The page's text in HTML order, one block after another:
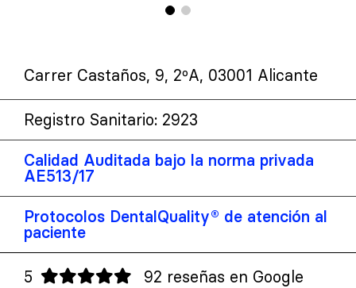
Carrer Castaños, 9, 2ºA, 03001 Alicante
Registro Sanitario: 2923
Calidad Auditada bajo la norma privada
AE513/17
Protocolos DentalQuality® de atención al
paciente
5 92 reseñas en Google